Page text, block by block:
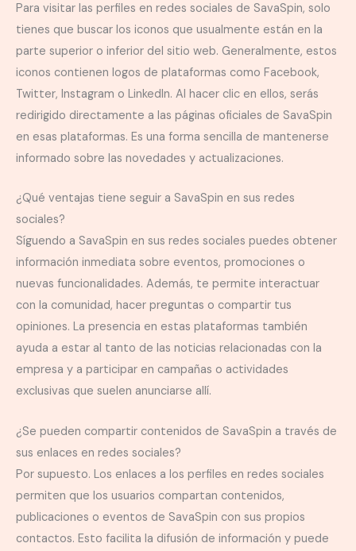
Para visitar las perfiles en redes sociales de SavaSpin, solo
tienes que buscar los iconos que usualmente están en la
parte superior o inferior del sitio web. Generalmente, estos
iconos contienen logos de plataformas como Facebook,
Twitter, Instagram o LinkedIn. Al hacer clic en ellos, serás
redirigido directamente a las páginas oficiales de SavaSpin
en esas plataformas. Es una forma sencilla de mantenerse
informado sobre las novedades y actualizaciones.
¿Qué ventajas tiene seguir a SavaSpin en sus redes
sociales?
Síguendo a SavaSpin en sus redes sociales puedes obtener
información inmediata sobre eventos, promociones o
nuevas funcionalidades. Además, te permite interactuar
con la comunidad, hacer preguntas o compartir tus
opiniones. La presencia en estas plataformas también
ayuda a estar al tanto de las noticias relacionadas con la
empresa y a participar en campañas o actividades
exclusivas que suelen anunciarse allí.
¿Se pueden compartir contenidos de SavaSpin a través de
sus enlaces en redes sociales?
Por supuesto. Los enlaces a los perfiles en redes sociales
permiten que los usuarios compartan contenidos,
publicaciones o eventos de SavaSpin con sus propios
contactos. Esto facilita la difusión de información y puede